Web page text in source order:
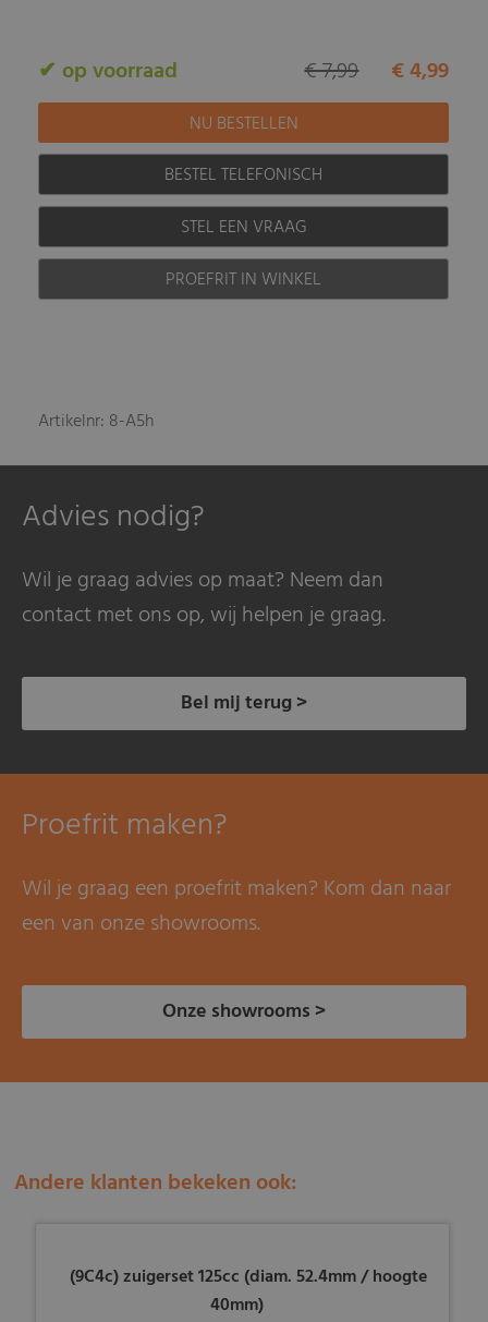
✔ op voorraad € 4,99
€ 7,99
BESTEL TELEFONISCH
STEL EEN VRAAG
PROEFRIT IN WINKEL
Artikelnr: 8-A5h
Advies nodig?
Wil je graag advies op maat? Neem dan
contact met ons op, wij helpen je graag.
Bel mij terug >
Proefrit maken?
Wil je graag een proefrit maken? Kom dan naar
een van onze showrooms.
Onze showrooms >
Andere klanten bekeken ook:
(9C4c) zuigerset 125cc (diam. 52.4mm / hoogte
40mm)